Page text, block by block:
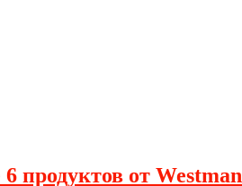
продуктов от